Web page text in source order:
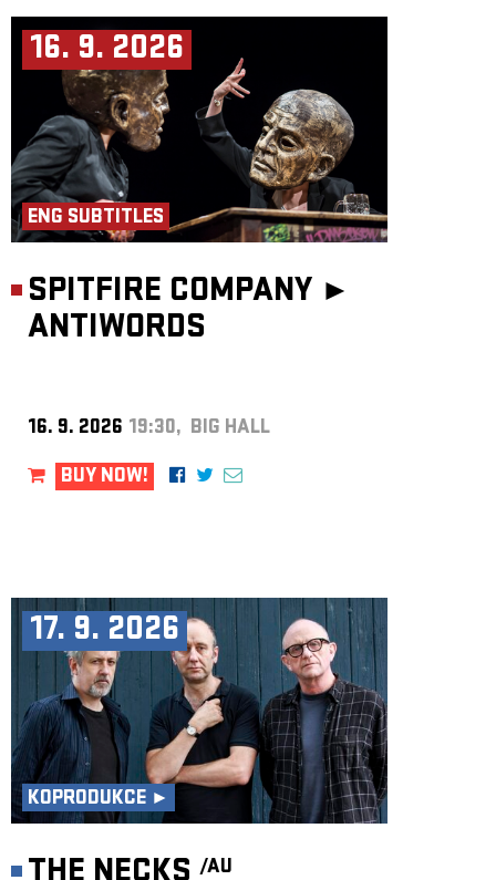
16. 9. 2026
ENG SUBTITLES
SPITFIRE COMPANY ►
ANTIWORDS
16. 9. 2026 19:30, BIG HALL
BUY NOW!
17. 9. 2026
KOPRODUKCE ►
/AU